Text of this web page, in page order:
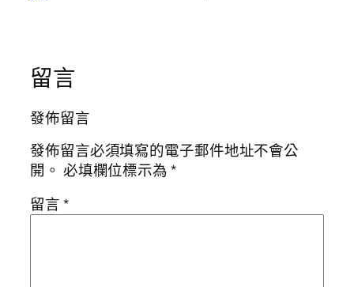
留言
發佈留言
發佈留言必須填寫的電子郵件地址不會公
開。 必填欄位標示為*
留言*